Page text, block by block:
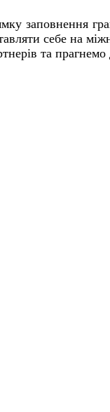
заповнення
себе на
та прагнемо